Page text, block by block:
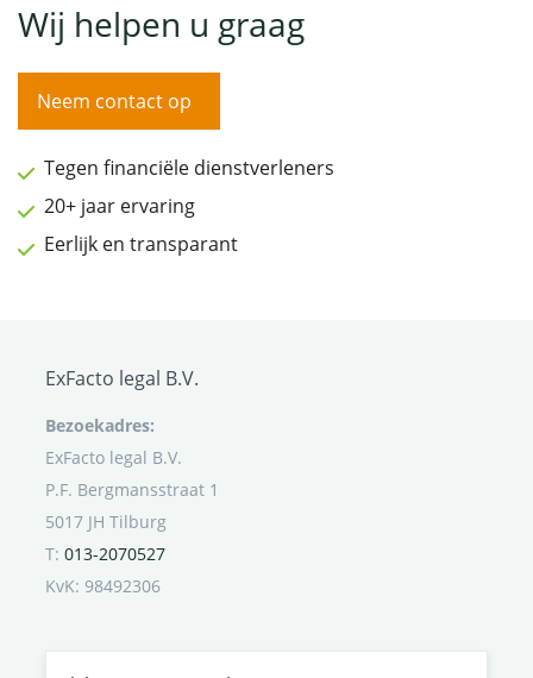
Wij helpen u graag
Neem contact op
Tegen financiële dienstverleners
20+ jaar ervaring
Eerlijk en transparant
ExFacto legal B.V.
Bezoekadres:
ExFacto legal B.V.
P.F. Bergmansstraat 1
5017 JH Tilburg
T: 013-2070527
KvK: 98492306